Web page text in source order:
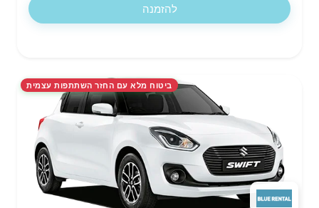
להזמנה
ביטוח מלא עם החזר השתתפות עצמית